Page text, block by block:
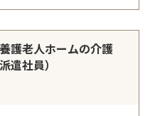
護老人ホームの介護
遣社員）